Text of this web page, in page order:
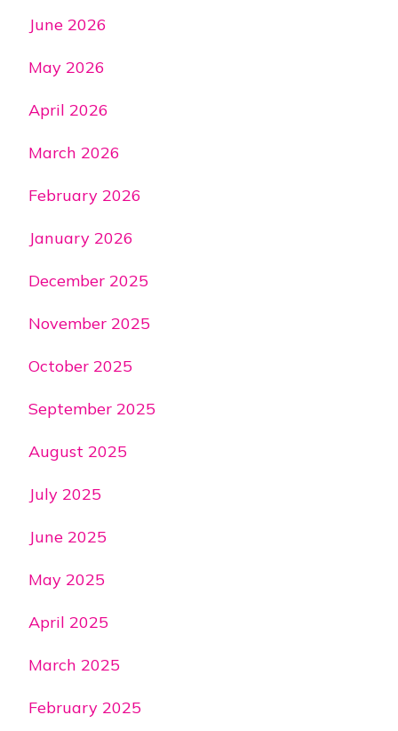
June 2026
May 2026
April 2026
March 2026
February 2026
January 2026
December 2025
November 2025
October 2025
September 2025
August 2025
July 2025
June 2025
May 2025
April 2025
March 2025
February 2025